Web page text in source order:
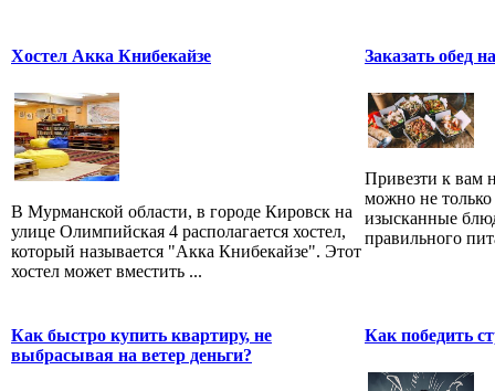
Хостел Акка Книбекайзе
В Мурманской области, в городе Кировск на
улице Олимпийская 4 располагается хостел,
который называется "Акка Книбекайзе". Этот
хостел может вместить ...
Заказать обед
Привезти к вам
можно не
изысканные
правильного
Как быстро купить квартиру, не
выбрасывая на ветер деньги?
Как победить